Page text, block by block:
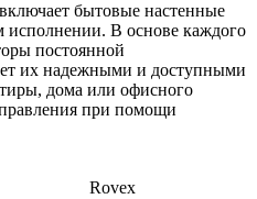
бытовые настенные
исполнении. В основе каждого
постоянной
их надежными и доступными
дома или офисного
при помощи
Rovex